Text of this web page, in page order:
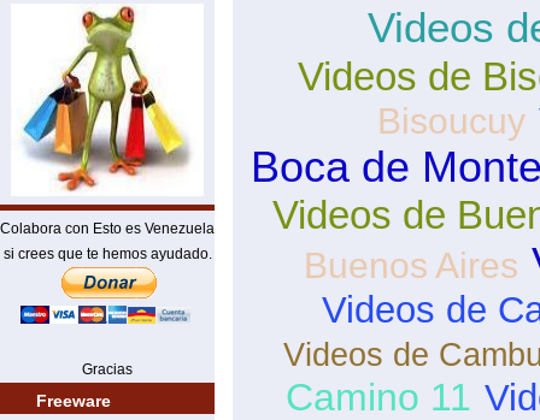
Colabora con Esto es Venezuela
si crees que te hemos ayudado.
Gracias
Freeware
Videos
Videos de
Bisoucuy
Boca de
Videos de
Buenos Aires
Videos de
Videos de
Camino 11